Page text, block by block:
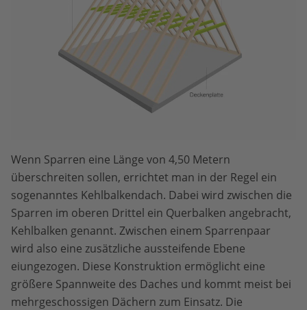
Wenn Sparren eine Länge von 4,50 Metern
überschreiten sollen, errichtet man in der Regel ein
sogenanntes Kehlbalkendach. Dabei wird zwischen die
Sparren im oberen Drittel ein Querbalken angebracht,
Kehlbalken genannt. Zwischen einem Sparrenpaar
wird also eine zusätzliche aussteifende Ebene
eiungezogen. Diese Konstruktion ermöglicht eine
größere Spannweite des Daches und kommt meist bei
mehrgeschossigen Dächern zum Einsatz. Die